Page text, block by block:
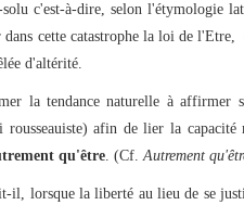
c'est-à-dire, selon l'étymologie
cette catastrophe la loi de l'Etre,
d'altérité.
la tendance naturelle à affirmer
afin de lier la capacité
qu'être . (Cf. Autrement
il, lorsque la liberté au lieu de se